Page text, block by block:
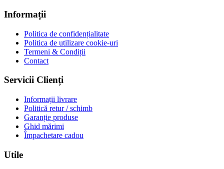
Informații
Politica de confidențialitate
Politica de utilizare cookie-uri
Termeni & Condiții
Contact
Servicii Clienți
Informații livrare
Politică retur / schimb
Garanție produse
Ghid mărimi
Împachetare cadou
Utile